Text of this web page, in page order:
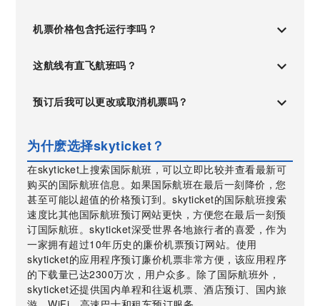
机票价格包含托运行李吗？
这航线有直飞航班吗？
预订后我可以更改或取消机票吗？
为什麽选择skyticket？
在skyticket上搜索国际航班，可以立即比较并查看最新可
购买的国际航班信息。如果国际航班在最后一刻降价，您
甚至可能以超值的价格预订到。skyticket的国际航班搜索
速度比其他国际航班预订网站更快，方便您在最后一刻预
订国际航班。skyticket深受世界各地旅行者的喜爱，作为
一家拥有超过10年历史的廉价机票预订网站。使用
skyticket的应用程序预订廉价机票非常方便，该应用程序
的下载量已达2300万次，用户众多。除了国际航班外，
skyticket还提供国内单程和往返机票、酒店预订、国内旅